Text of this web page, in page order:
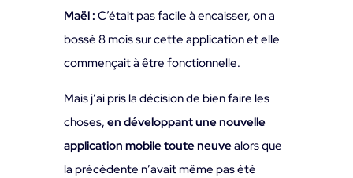
Maël : C’était pas facile à encaisser, on a
bossé 8 mois sur cette application et elle
commençait à être fonctionnelle.
Mais j’ai pris la décision de bien faire les
choses, en développant une nouvelle
application mobile toute neuvealors que
la précédente n’avait même pas été